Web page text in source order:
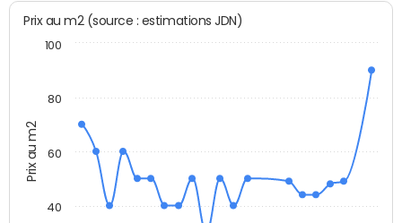
Prix au m2
Prix au m2 (source : estimations JDN)
40
60
80
100